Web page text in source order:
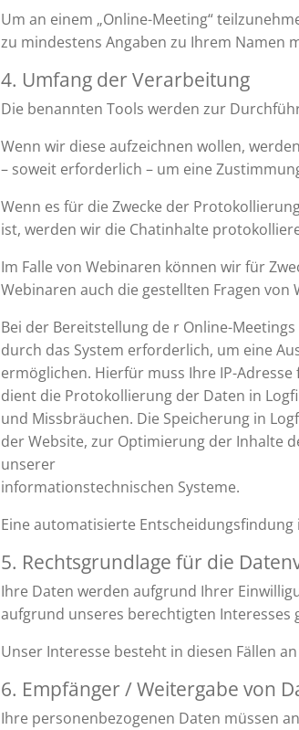
Um an einem „Online-Meeting“
zu mindestens Angaben zu Ihrem Namen
4. Umfang der Verarbeitung
Die benannten Tools werden zur
Wenn wir diese aufzeichnen wollen,
– soweit erforderlich – um eine
Wenn es für die Zwecke der
ist, werden wir die Chatinhalte
Im Falle von Webinaren können wir für
Webinaren auch die gestellten Fragen
Bei der Bereitstellung de r Online-
durch das System erforderlich, um eine
ermöglichen. Hierfür muss Ihre IP-
dient die Protokollierung der Daten in
und Missbräuchen. Die Speicherung in
der Website, zur Optimierung der Inhalte
unserer
informationstechnischen Systeme.
Eine automatisierte Entscheidungsfindung
5. Rechtsgrundlage für die
Ihre Daten werden aufgrund Ihrer
aufgrund unseres berechtigten Interesses
Unser Interesse besteht in diesen Fällen
6. Empfänger / Weitergabe von
Ihre personenbezogenen Daten müssen